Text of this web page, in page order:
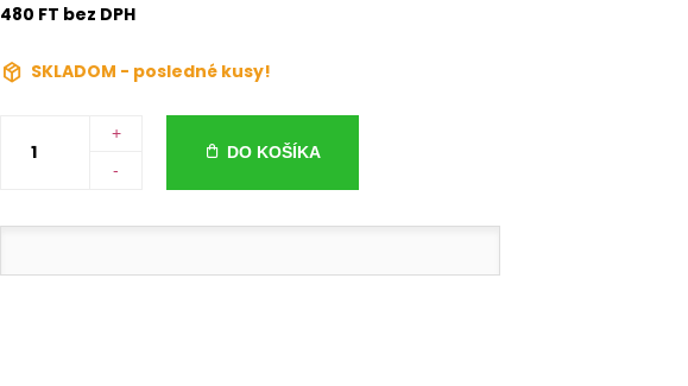
480 FT bez DPH
SKLADOM - posledné kusy!
+
-
DO KOŠÍKA